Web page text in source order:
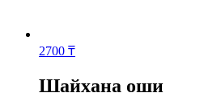
2700 ₸
Шайхана оши